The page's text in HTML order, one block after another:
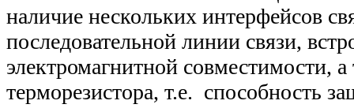
наличие нескольких интерфейсов
последовательной линии связи,
электромагнитной совместимости, а
терморезистора, т.е. способность